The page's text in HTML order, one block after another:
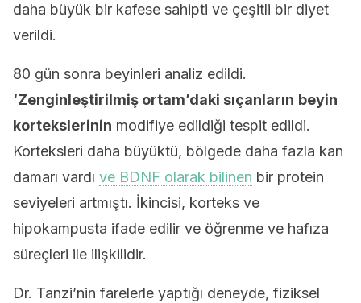
daha büyük bir kafese sahipti ve çeşitli bir diyet
verildi.
80 gün sonra beyinleri analiz edildi.
‘Zenginleştirilmiş ortam’daki sıçanların beyin
kortekslerinin modifiye edildiği tespit edildi.
Korteksleri daha büyüktü, bölgede daha fazla kan
damarı vardı ve BDNF olarak bilinen bir protein
seviyeleri artmıştı. İkincisi, korteks ve
hipokampusta ifade edilir ve öğrenme ve hafıza
süreçleri ile ilişkilidir.
Dr. Tanzi’nin farelerle yaptığı deneyde, fiziksel